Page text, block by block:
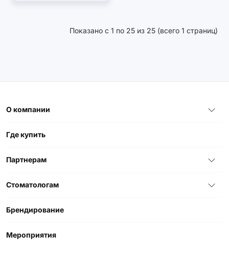
Показано с 1 по 25 из 25 (всего 1 страниц)
О компании
Где купить
Партнерам
Стоматологам
Брендирование
Мероприятия